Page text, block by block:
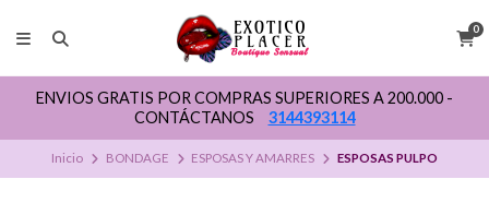
0
ENVIOS GRATIS POR COMPRAS SUPERIORES A 200.000 -
CONTÁCTANOS
3144393114
Inicio BONDAGE ESPOSAS Y AMARRES ESPOSAS PULPO